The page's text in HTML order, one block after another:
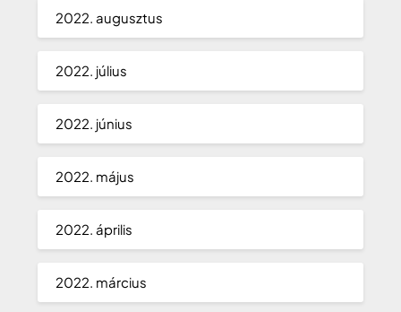
2022. augusztus
2022. július
2022. június
2022. május
2022. április
2022. március